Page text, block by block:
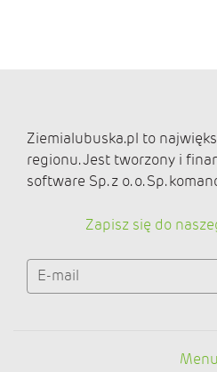
Ziemialubuska.pl to
regionu. Jest tworzony i
software Sp. z o. o. Sp.
Zapisz się do
E-mail
Menu